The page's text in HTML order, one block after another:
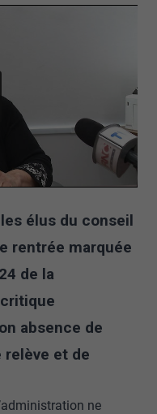
élus du conseil
rentrée marquée
de la
absence de
relève et de
ne